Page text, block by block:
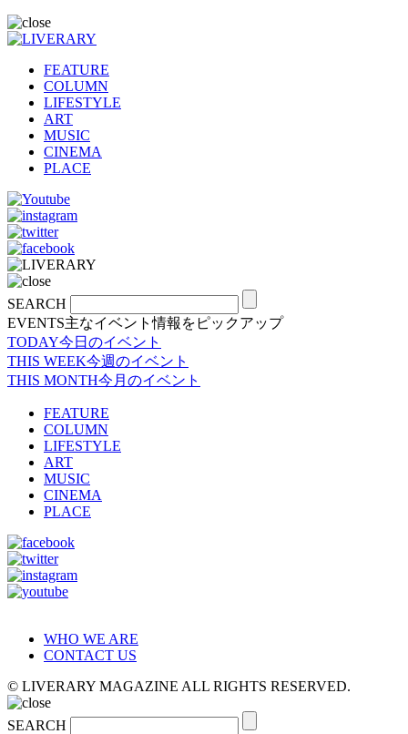
FEATURE
COLUMN
LIFESTYLE
ART
MUSIC
CINEMA
PLACE
SEARCH
EVENTS主なイベント情報をピックアップ
TODAY今日のイベント
THIS WEEK今週のイベント
THIS MONTH今月のイベント
FEATURE
COLUMN
LIFESTYLE
ART
MUSIC
CINEMA
PLACE
WHO WE ARE
CONTACT US
© LIVERARY MAGAZINE ALL RIGHTS RESERVED.
SEARCH